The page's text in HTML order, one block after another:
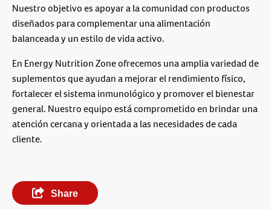
Nuestro objetivo es apoyar a la comunidad con productos
diseñados para complementar una alimentación
balanceada y un estilo de vida activo.
En Energy Nutrition Zone ofrecemos una amplia variedad de
suplementos que ayudan a mejorar el rendimiento físico,
fortalecer el sistema inmunológico y promover el bienestar
general. Nuestro equipo está comprometido en brindar una
atención cercana y orientada a las necesidades de cada
cliente.
Share